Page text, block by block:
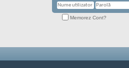
Memorez Cont?